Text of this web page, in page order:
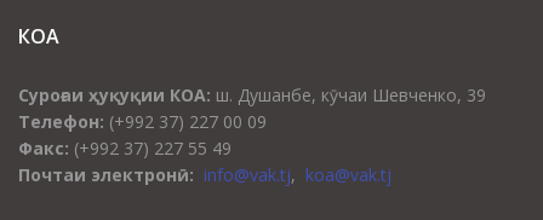
КОА
Суроғаи ҳуқуқии КОА: ш. Душанбе, кӯчаи Шевченко, 39
Телефон: (+992 37) 227 00 09
Факс: (+992 37) 227 55 49
Почтаи электронӣ: info@vak.tj, koa@vak.tj